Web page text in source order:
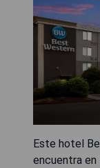
Este hotel
encuentra en